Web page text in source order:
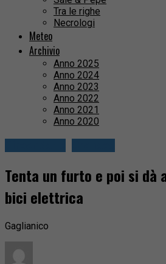
Tra le righe
Necrologi
Meteo
Archivio
Anno 2025
Anno 2024
Anno 2023
Anno 2022
Anno 2021
Anno 2020
Tenta un furto e poi si dà
bici elettrica
Gaglianico